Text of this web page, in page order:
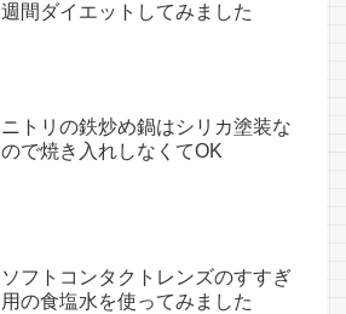
週間ダイエットしてみました
ニトリの鉄炒め鍋はシリカ塗装な
ので焼き入れしなくてOK
ソフトコンタクトレンズのすすぎ
用の食塩水を使ってみました